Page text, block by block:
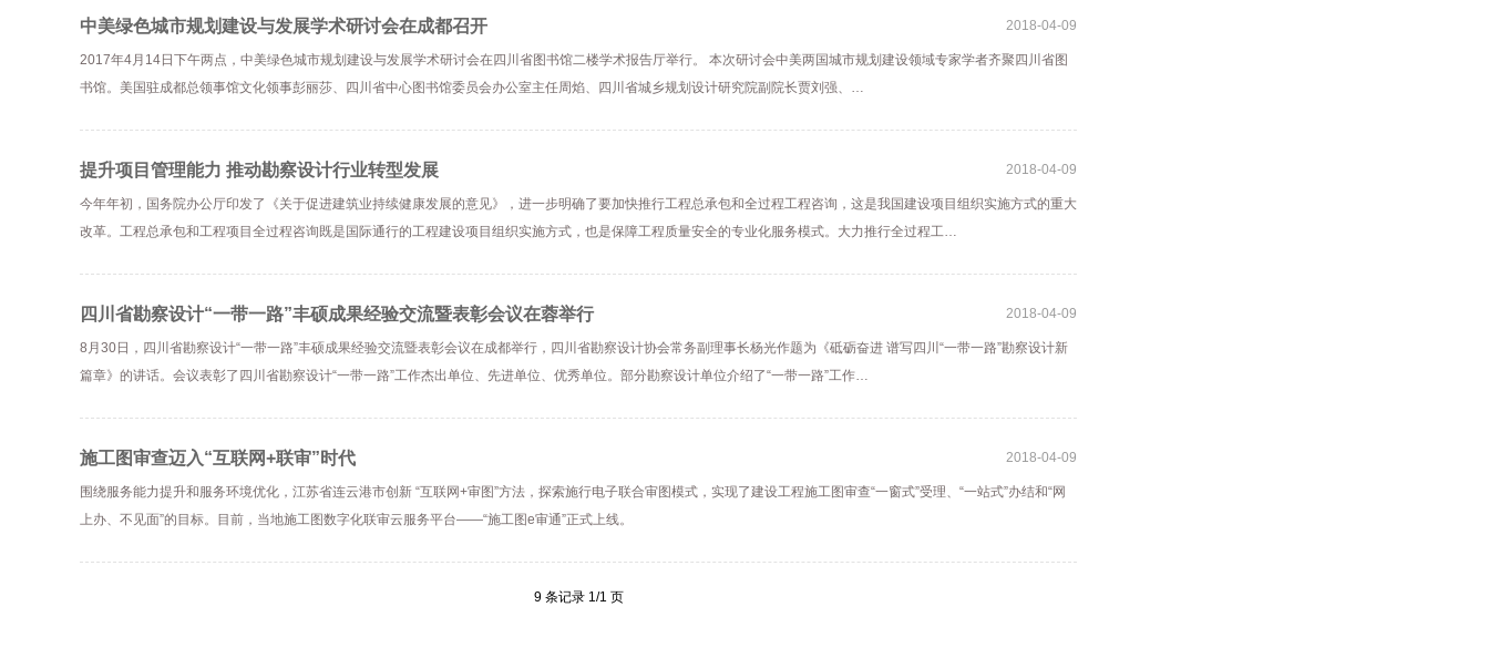
中美绿色城市规划建设与发展学术研讨会在成都召开 2018-04-09
2017年4月14日下午两点，中美绿色城市规划建设与发展学术研讨会在四川省图书馆二楼学术报告厅举行。 本次研讨会中美两国城市规划建设领域专家学者齐聚四川省图
书馆。美国驻成都总领事馆文化领事彭丽莎、四川省中心图书馆委员会办公室主任周焰、四川省城乡规划设计研究院副院长贾刘强、…
提升项目管理能力 推动勘察设计行业转型发展 2018-04-09
今年年初，国务院办公厅印发了《关于促进建筑业持续健康发展的意见》，进一步明确了要加快推行工程总承包和全过程工程咨询，这是我国建设项目组织实施方式的重大
改革。工程总承包和工程项目全过程咨询既是国际通行的工程建设项目组织实施方式，也是保障工程质量安全的专业化服务模式。大力推行全过程工…
四川省勘察设计“一带一路”丰硕成果经验交流暨表彰会议在蓉举行 2018-04-09
8月30日，四川省勘察设计“一带一路”丰硕成果经验交流暨表彰会议在成都举行，四川省勘察设计协会常务副理事长杨光作题为《砥砺奋进 谱写四川“一带一路”勘察设计新
篇章》的讲话。会议表彰了四川省勘察设计“一带一路”工作杰出单位、先进单位、优秀单位。部分勘察设计单位介绍了“一带一路”工作…
施工图审查迈入“互联网+联审”时代 2018-04-09
围绕服务能力提升和服务环境优化，江苏省连云港市创新 “互联网+审图”方法，探索施行电子联合审图模式，实现了建设工程施工图审查“一窗式”受理、“一站式”办结和“网
上办、不见面”的目标。目前，当地施工图数字化联审云服务平台——“施工图e审通”正式上线。
9 条记录 1/1 页